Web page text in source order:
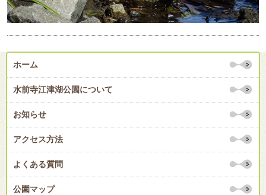
ホーム
水前寺江津湖公園について
お知らせ
アクセス方法
よくある質問
公園マップ